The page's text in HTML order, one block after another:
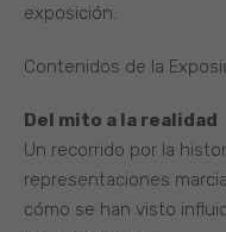
exposición.
Contenidos de la
Del mito a la realidad
Un recorrido por la
representaciones
cómo se han visto